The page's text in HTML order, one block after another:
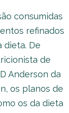
consumidas
refinados
dieta. De
de
Anderson da
os planos de
os da dieta